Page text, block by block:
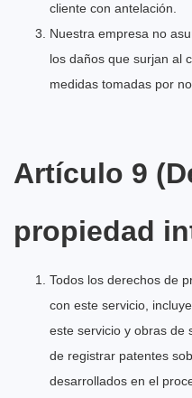
cliente con antelación.
Nuestra empresa no
los daños que surjan al
medidas tomadas por
Artículo 9
propiedad
Todos los derechos de
con este servicio,
este servicio y obras de
de registrar patentes
desarrollados en el